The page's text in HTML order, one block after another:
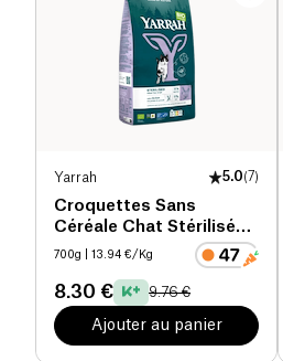
Yarrah 5.0(7)
Croquettes Sans
Céréale Chat Stérilisé
bio
700g | 13.94 €/Kg
8.30 € 9.76 €
Ajouter au panier